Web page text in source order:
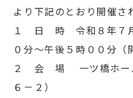
より下記のとおり開催さ
１ 日 時 令和８年７月
０分～午後５時００分（
２ 会 場 一ツ橋ホー
６－２）